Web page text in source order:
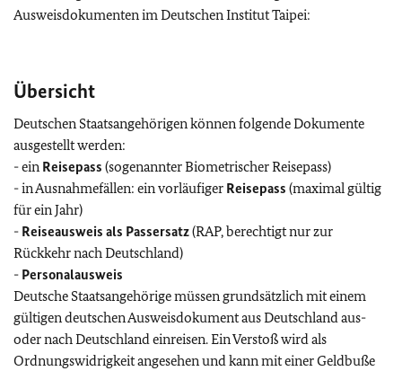
Ausweisdokumenten im Deutschen Institut Taipei:
Übersicht
Deutschen Staatsangehörigen können folgende Dokumente
ausgestellt werden:
- ein Reisepass (sogenannter Biometrischer Reisepass)
- in Ausnahmefällen: ein vorläufiger Reisepass (maximal gültig
für ein Jahr)
- Reiseausweis als Passersatz(RAP, berechtigt nur zur
Rückkehr nach Deutschland)
- Personalausweis
Deutsche Staatsangehörige müssen grundsätzlich mit einem
gültigen deutschen Ausweisdokument aus Deutschland aus-
oder nach Deutschland einreisen. Ein Verstoß wird als
Ordnungswidrigkeit angesehen und kann mit einer Geldbuße